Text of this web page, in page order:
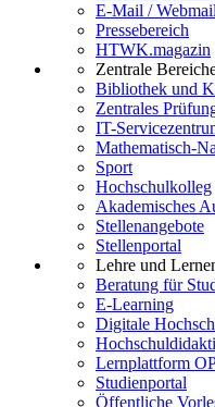
E-Mail /
Pressebereich
HTWK.magazin
Zentrale
Bibliothek und
Zentrales
IT-
Mathematisch-
Sport
Hochschulkolleg
Akademisches
Stellenangebote
Stellenportal
Lehre und
Beratung für
E-Learning
Digitale
Lernplattform
Studienportal
Öffentliche